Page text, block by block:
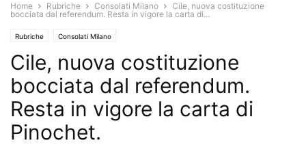
Home Rubriche Consolati Milano
Cile, nuova costituzione
bocciata dal referendum. Resta in vigore la carta di...
Rubriche Consolati Milano
Cile, nuova costituzione
bocciata dal referendum.
Resta in vigore la carta di
Pinochet.